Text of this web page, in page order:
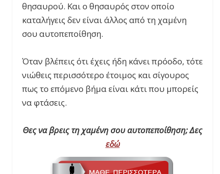
θησαυρού. Και ο θησαυρός στον οποίο
καταλήγεις δεν είναι άλλος από τη χαμένη
σου αυτοπεποίθηση.
Όταν βλέπεις ότι έχεις ήδη κάνει πρόοδο, τότε
νιώθεις περισσότερο έτοιμος και σίγουρος
πως το επόμενο βήμα είναι κάτι που μπορείς
να φτάσεις.
Θες να βρεις τη χαμένη σου αυτοπεποίθηση; Δες
εδώ